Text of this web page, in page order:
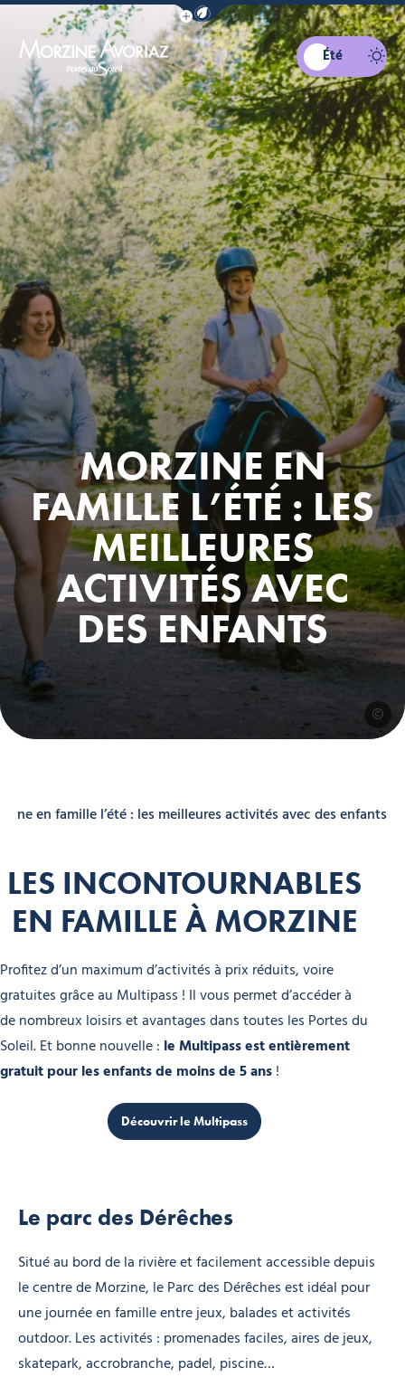
Afficher la barre de navigation du
Morzine Avoriaz
Été
©Sam
MORZINE EN
FAMILLE L’ÉTÉ : LES
MEILLEURES
ACTIVITÉS AVEC
DES ENFANTS
en famille l’été : les meilleures activités avec des enfants
LES INCONTOURNABLES
EN FAMILLE À MORZINE
Profitez d’un maximum d’activités à prix réduits, voire
gratuites grâce au Multipass ! Il vous permet d’accéder à
de nombreux loisirs et avantages dans toutes les Portes du
Soleil. Et bonne nouvelle : le Multipass est entièrement
gratuit pour les enfants de moins de 5 ans!
Découvrir le Multipass
Le parc des Dérêches
Situé au bord de la rivière et facilement accessible depuis
le centre de Morzine, le Parc des Dérêches est idéal pour
une journée en famille entre jeux, balades et activités
outdoor. Les activités : promenades faciles, aires de jeux,
skatepark, accrobranche, padel, piscine…